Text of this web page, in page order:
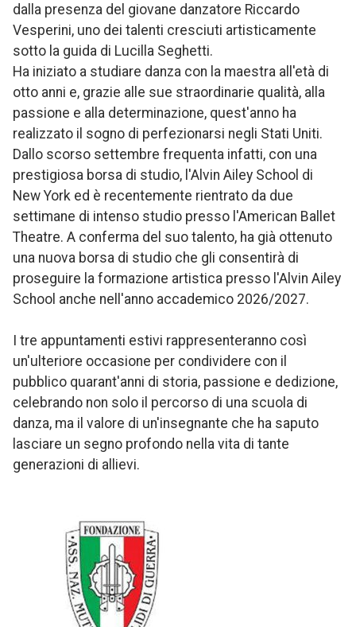
dalla presenza del giovane danzatore Riccardo
Vesperini, uno dei talenti cresciuti artisticamente
sotto la guida di Lucilla Seghetti.
Ha iniziato a studiare danza con la maestra all'età di
otto anni e, grazie alle sue straordinarie qualità, alla
passione e alla determinazione, quest'anno ha
realizzato il sogno di perfezionarsi negli Stati Uniti.
Dallo scorso settembre frequenta infatti, con una
prestigiosa borsa di studio, l'Alvin Ailey School di
New York ed è recentemente rientrato da due
settimane di intenso studio presso l'American Ballet
Theatre. A conferma del suo talento, ha già ottenuto
una nuova borsa di studio che gli consentirà di
proseguire la formazione artistica presso l'Alvin Ailey
School anche nell'anno accademico 2026/2027.
I tre appuntamenti estivi rappresenteranno così
un'ulteriore occasione per condividere con il
pubblico quarant'anni di storia, passione e dedizione,
celebrando non solo il percorso di una scuola di
danza, ma il valore di un'insegnante che ha saputo
lasciare un segno profondo nella vita di tante
generazioni di allievi.